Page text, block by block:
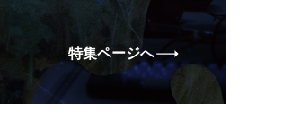
特集ページへ